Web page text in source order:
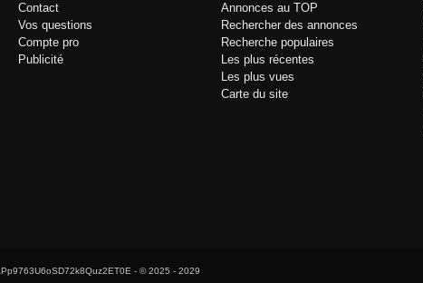
Contact
Vos questions
Compte pro
Publicité
Annonces au TOP
Rechercher des annonces
Recherche populaires
Les plus récentes
Les plus vues
Carte du site
- © 2025 - 2029